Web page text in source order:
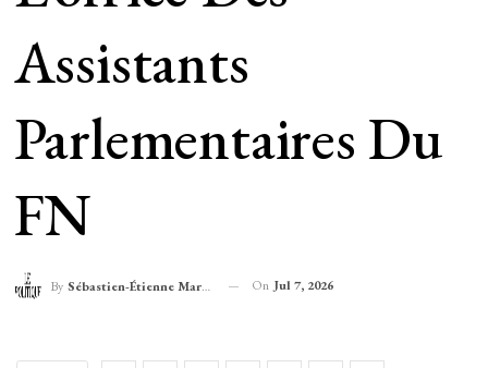
Assistants
Parlementaires Du
FN
By Sébastien-Étienne Marechal On Jul 7, 2026